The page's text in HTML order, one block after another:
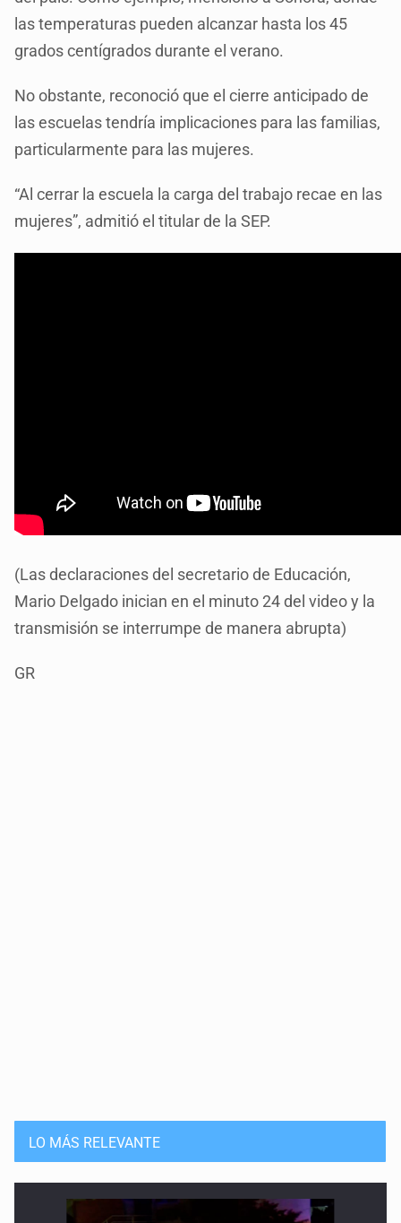
las temperaturas pueden alcanzar hasta los 45
grados centígrados durante el verano.
No obstante, reconoció que el cierre anticipado de
las escuelas tendría implicaciones para las familias,
particularmente para las mujeres.
“Al cerrar la escuela la carga del trabajo recae en las
mujeres”, admitió el titular de la SEP.
(Las declaraciones del secretario de Educación,
Mario Delgado inician en el minuto 24 del video y la
transmisión se interrumpe de manera abrupta)
GR
LO MÁS RELEVANTE